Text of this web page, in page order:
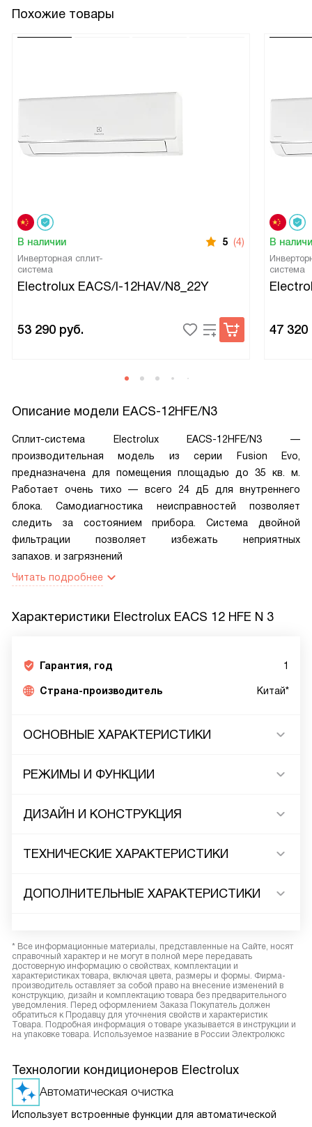
Похожие товары
В наличии 5 (4)
Инверторная сплит-
система
Electrolux EACS/I-12HAV/N8_22Y
53 290 руб.
В
система
47 320
Описание модели EACS-12HFE/N3
Сплит-система Electrolux EACS-12HFE/N3 —
производительная модель из серии Fusion Evo,
предназначена для помещения площадью до 35 кв. м.
Работает очень тихо — всего 24 дБ для внутреннего
блока. Самодиагностика неисправностей позволяет
следить за состоянием прибора. Система двойной
фильтрации позволяет избежать неприятных
запахов. и загрязнений
Читать подробнее
Характеристики Electrolux EACS 12 HFE N 3
Гарантия, год 1
Страна-производитель Китай*
ОСНОВНЫЕ ХАРАКТЕРИСТИКИ
РЕЖИМЫ И ФУНКЦИИ
ДИЗАЙН И КОНСТРУКЦИЯ
ТЕХНИЧЕСКИЕ ХАРАКТЕРИСТИКИ
ДОПОЛНИТЕЛЬНЫЕ ХАРАКТЕРИСТИКИ
* Все информационные материалы, представленные на Сайте, носят
справочный характер и не могут в полной мере передавать
достоверную информацию о свойствах, комплектации и
характеристиках товара, включая цвета, размеры и формы. Фирма-
производитель оставляет за собой право на внесение изменений в
конструкцию, дизайн и комплектацию товара без предварительного
уведомления. Перед оформлением Заказа Покупатель должен
обратиться к Продавцу для уточнения свойств и характеристик
Товара. Подробная информация о товаре указывается в инструкции и
на упаковке товара. Используемое название в России Электролюкс
Технологии кондиционеров Electrolux
Автоматическая очистка
Использует встроенные функции для автоматической